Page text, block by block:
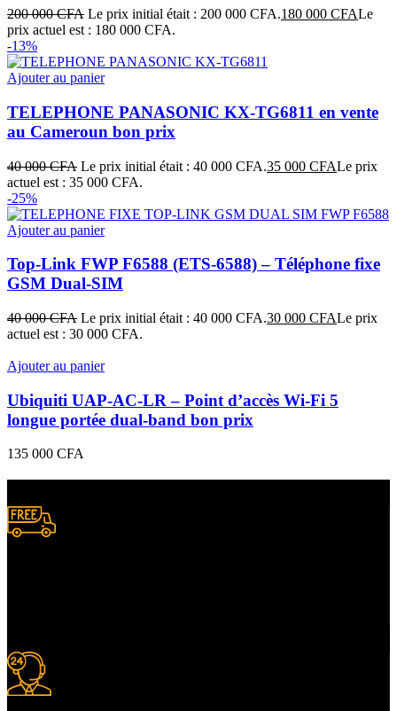
200 000CFA Le prix initial était : 200 000 CFA.180 000 CFALe
prix actuel est : 180 000 CFA.
-13%
Ajouter au panier
TELEPHONE PANASONIC KX-TG6811 en vente
au Cameroun bon prix
40 000CFA Le prix initial était : 40 000 CFA.35 000 CFALe prix
actuel est : 35 000 CFA.
-25%
Ajouter au panier
Top‑Link FWP F6588 (ETS‑6588) – Téléphone fixe
GSM Dual‑SIM
40 000CFA Le prix initial était : 40 000 CFA.30 000 CFALe prix
actuel est : 30 000 CFA.
Ajouter au panier
Ubiquiti UAP‑AC‑LR – Point d’accès Wi-Fi 5
longue portée dual-band bon prix
135 000 CFA